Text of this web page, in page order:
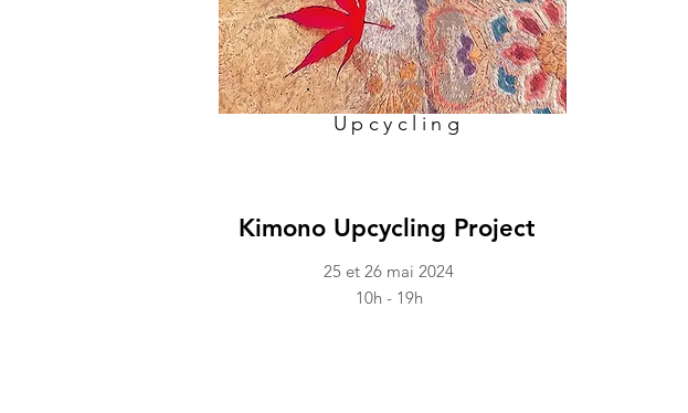
Upcycling
Kimono Upcycling Project
25 et 26 mai 2024
10h - 19h